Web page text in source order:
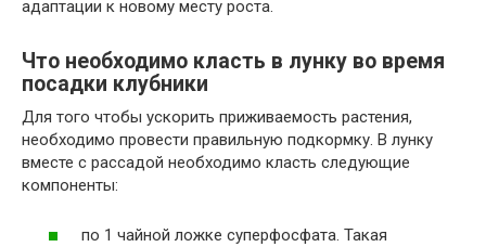
адаптации к новому месту роста.
Что необходимо класть в лунку во время
посадки клубники
Для того чтобы ускорить приживаемость растения,
необходимо провести правильную подкормку. В лунку
вместе с рассадой необходимо класть следующие
компоненты:
по 1 чайной ложке суперфосфата. Такая